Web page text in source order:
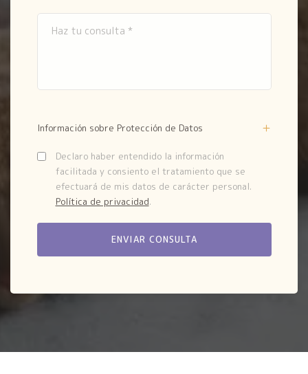
Información sobre Protección de Datos
Declaro haber entendido la información
facilitada y consiento el tratamiento que se
efectuará de mis datos de carácter personal.
Política de privacidad.